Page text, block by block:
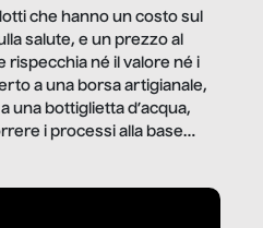
che hanno un costo sul
salute, e un prezzo al
né il valore né i
a una borsa artigianale,
una bottiglietta d’acqua,
i processi alla base
che fanno la nostra vita